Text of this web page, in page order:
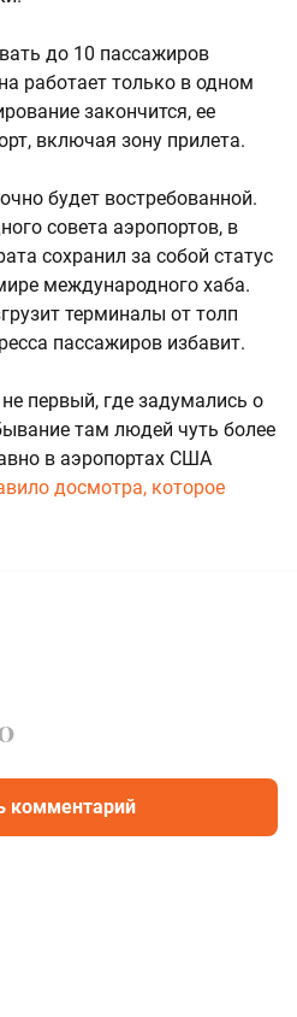
до 10 пассажиров
работает только в одном
закончится, ее
включая зону прилета.
будет востребованной.
совета аэропортов, в
сохранил за собой статус
международного хаба.
терминалы от толп
пассажиров избавит.
первый, где задумались о
там людей чуть более
в аэропортах США
досмотра, которое
комментарий